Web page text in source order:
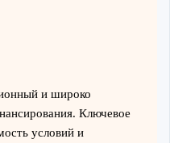
и широко
Ключевое
условий и